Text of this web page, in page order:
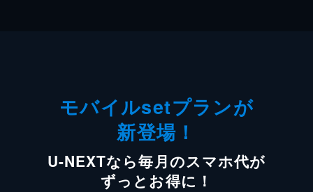
モバイルsetプランが
新登場！
U-NEXTなら毎月のスマホ代が
ずっとお得に！